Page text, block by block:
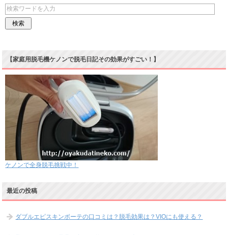
【家庭用脱毛機ケノンで脱毛日記その効果がすごい！】
ケノンで全身脱毛挑戦中！
最近の投稿
ダブルエピスキンボーテの口コミは？脱毛効果は？VIOにも使える？